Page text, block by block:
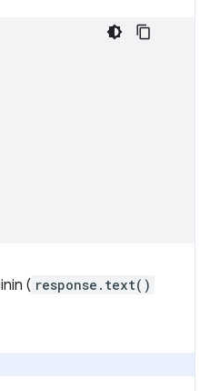
( response.text()